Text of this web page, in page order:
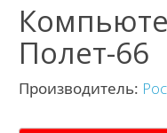
Полет-66
Производитель: